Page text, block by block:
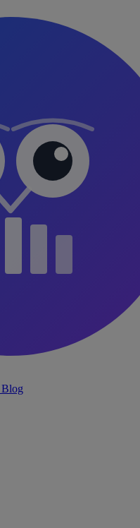
Blog